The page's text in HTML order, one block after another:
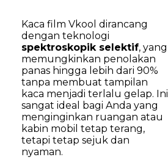
Kaca film Vkool dirancang
dengan teknologi
spektroskopik selektif, yang
memungkinkan penolakan
panas hingga lebih dari 90%
tanpa membuat tampilan
kaca menjadi terlalu gelap. Ini
sangat ideal bagi Anda yang
menginginkan ruangan atau
kabin mobil tetap terang,
tetapi tetap sejuk dan
nyaman.